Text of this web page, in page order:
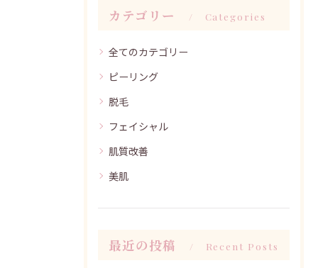
カテゴリー Categories
全てのカテゴリー
ピーリング
脱毛
フェイシャル
肌質改善
美肌
最近の投稿 Recent Posts